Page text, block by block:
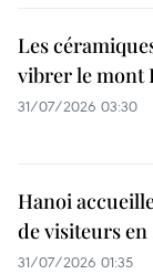
Les
vibrer le mont
31/07/2026 03:30
Hanoi
de visiteurs en
31/07/2026 01:35